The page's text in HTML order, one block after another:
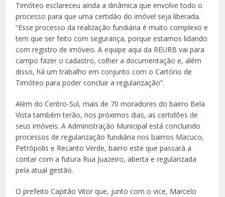
Timóteo esclareceu ainda a dinâmica que envolve todo o
processo para que uma certidão do imóvel seja liberada.
“Esse processo da realização fundiária é muito complexo e
tem que ser feito com segurança, porque estamos lidando
com registro de imóveis. A equipe aqui da REURB vai para
campo fazer o cadastro, colher a documentação e, além
disso, há um trabalho em conjunto com o Cartório de
Timóteo para poder concluir a regularização”.
Além do Centro-Sul, mais de 70 moradores do bairro Bela
Vista também terão, nos próximos dias, as certidões de
seus imóveis. A Administração Municipal está concluindo
processos de regularização fundiária nos bairros Macuco,
Petrópolis e Recanto Verde, bairro este que passará a
contar com a futura Rua Juazeiro, aberta e regularizada
pela atual gestão.
O prefeito Capitão Vitor que, junto com o vice, Marcelo